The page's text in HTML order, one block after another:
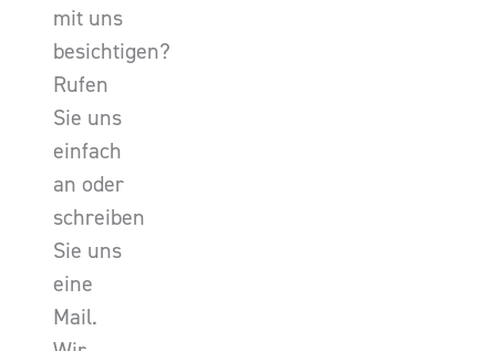
mit uns
besichtigen?
Rufen
Sie uns
einfach
an oder
schreiben
Sie uns
eine
Mail.